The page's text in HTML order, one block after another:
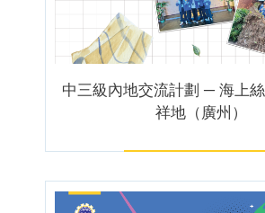
中三級內地交流計劃 ─ 海上
祥地（廣州）